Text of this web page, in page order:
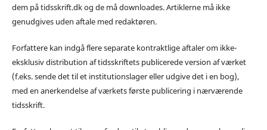
dem på tidsskrift.dk og de må downloades. Artiklerne må ikke
genudgives uden aftale med redaktøren.
Forfattere kan indgå flere separate kontraktlige aftaler om ikke-
eksklusiv distribution af tidsskriftets publicerede version af værket
(f.eks. sende det til et institutionslager eller udgive det i en bog),
med en anerkendelse af værkets første publicering i nærværende
tidsskrift.